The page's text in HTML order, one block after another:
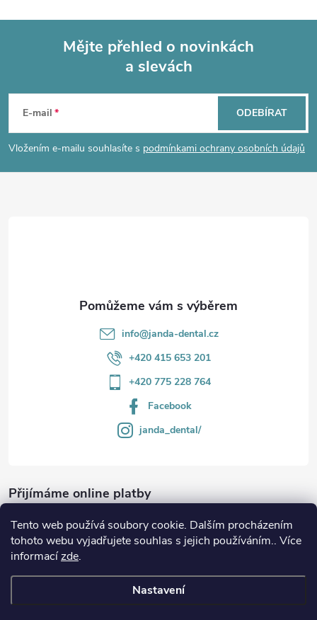
Tento web používá soubory cookie. Dalším procházením
tohoto webu vyjadřujete souhlas s jejich používáním.. Více
informacízde.
Nastavení
p
Mějte přehled o novinkách
a slevách
E-mail
Vložením e-mailu souhlasíte s podmínkami ochrany osobních údajů
ODEBÍRAT
info@janda-dental.cz
+420 415 653 201
+420 775 228 764
Facebook
janda_dental/
Přijímáme online platby